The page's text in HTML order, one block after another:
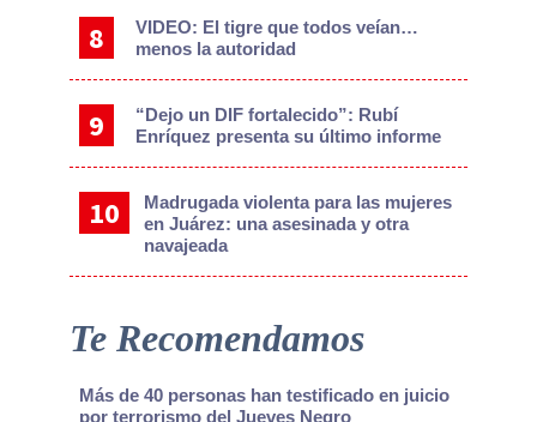
VIDEO: El tigre que todos veían…
menos la autoridad
“Dejo un DIF fortalecido”: Rubí
Enríquez presenta su último informe
Madrugada violenta para las mujeres
en Juárez: una asesinada y otra
navajeada
Te Recomendamos
Más de 40 personas han testificado en juicio
por terrorismo del Jueves Negro